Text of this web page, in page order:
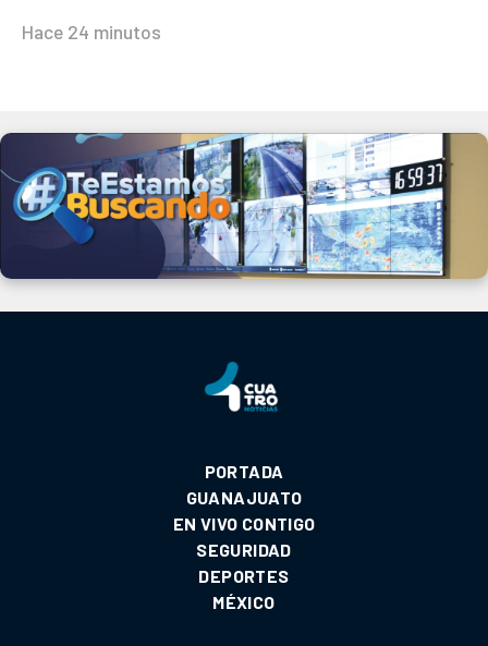
Hace 24 minutos
PORTADA
GUANAJUATO
EN VIVO CONTIGO
SEGURIDAD
DEPORTES
MÉXICO